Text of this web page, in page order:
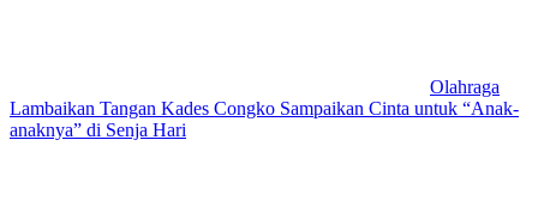
Olahraga
Lambaikan Tangan Kades Congko Sampaikan Cinta untuk “Anak-
anaknya” di Senja Hari